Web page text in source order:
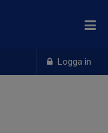
Logga in